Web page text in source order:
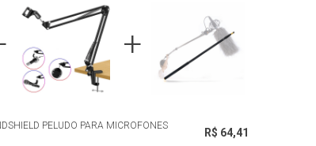
PELUDO PARA MICROFONES
R$ 64,41